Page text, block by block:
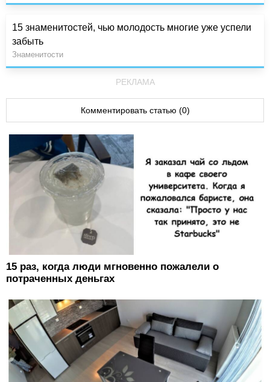
15 знаменитостей, чью молодость многие уже успели
забыть
Знаменитости
РЕКЛАМА
Комментировать статью (0)
15 раз, когда люди мгновенно пожалели о
потраченных деньгах